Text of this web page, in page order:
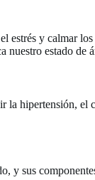
estrés y calmar
estado
hipertensión,
y sus